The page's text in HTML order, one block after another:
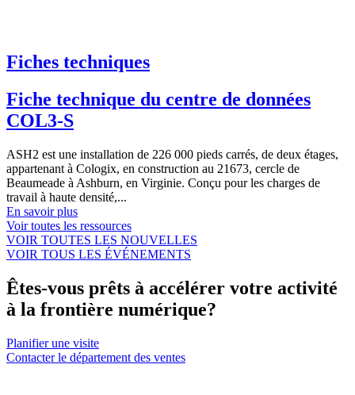
Fiches techniques
Fiche technique du centre de données
COL3-S
ASH2 est une installation de 226 000 pieds carrés, de deux étages,
appartenant à Cologix, en construction au 21673, cercle de
Beaumeade à Ashburn, en Virginie. Conçu pour les charges de
travail à haute densité,...
En savoir plus
Voir toutes les ressources
VOIR TOUTES LES NOUVELLES
VOIR TOUS LES ÉVÉNEMENTS
Êtes-vous prêts à accélérer votre activité
à la frontière numérique?
Planifier une visite
Contacter le département des ventes